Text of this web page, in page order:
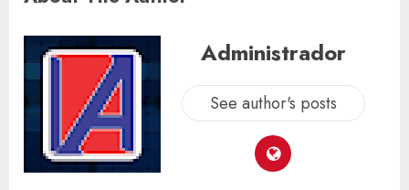
Administrador
See author's posts